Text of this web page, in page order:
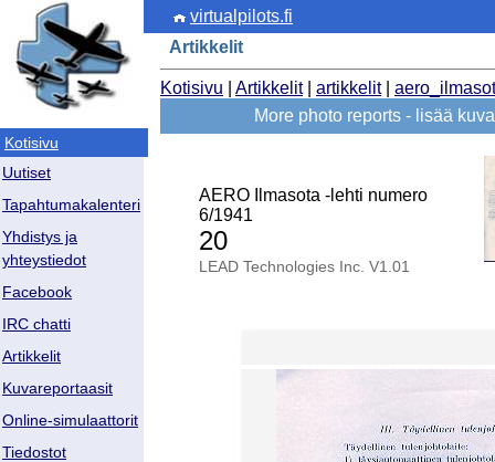
Kotisivu
Uutiset
Tapahtumakalenteri
Yhdistys ja
yhteystiedot
Facebook
IRC chatti
Artikkelit
Kuvareportaasit
Online-simulaattorit
Tiedostot
virtualpilots.fi
Artikkelit
Kotisivu Artikkelit| artikkelit|
More photo reports - lisää
AERO Ilmasota -lehti numero
6/1941
20
LEAD Technologies Inc. V1.01